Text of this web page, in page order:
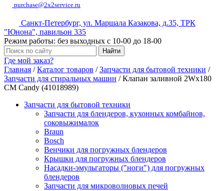
purchase@2x2service.ru
Санкт-Петербург, ул. Маршала Казакова, д.35, ТРК
"Юнона", павильон 335
Режим работы: без выходных с 10-00 до 18-00
Где мой заказ?
Главная /Каталог товаров /Запчасти для бытовой техники /
Запчасти для стиральных машин /Клапан заливной 2Wx180
СМ Candy (41018989)
Запчасти для бытовой техники
Запчасти для блендеров, кухонных комбайнов,
соковыжималок
Braun
Bosch
Венчики для погружных блендеров
Крышки для погружных блендеров
Насадки-эмульгаторы ("ноги") для погружных
блендеров
Запчасти для микроволновых печей